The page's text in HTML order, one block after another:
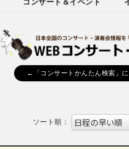
コンサート＆イベント
←「コンサートかんたん検索」
ソート順：